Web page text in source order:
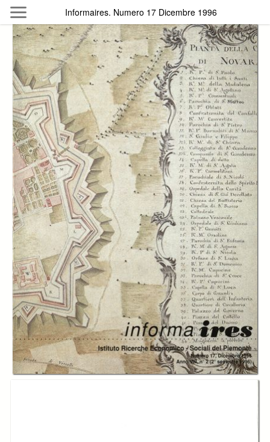
Skip to main content
Byterfly
Follow The Byterfly And Enjoy Open
Knowledge
Policy Collections Providers Exhibitions
Search Term
Informaires. Numero 17 Dicembre 1996